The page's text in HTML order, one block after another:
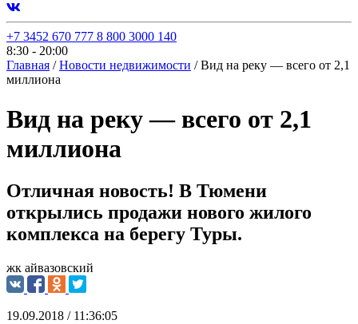
+7 3452 670 777 8 800 3000 140
8:30 - 20:00
Главная / Новости недвижимости / Вид на реку — всего от 2,1
миллиона
Вид на реку — всего от 2,1
миллиона
Отличная новость! В Тюмени
открылись продажи нового жилого
комплекса на берегу Туры.
жк айвазовский
19.09.2018 / 11:36:05